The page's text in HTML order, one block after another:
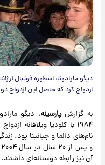
ازدواج کرد که حاصل این ازدواج دو
به گزارشپارسینه، دیگو
۱۹۸۴ با کلودیا ویلافانه
نام‌های دالما و جیانینا بود.
آن نیز رابطه دوستانه‌ای داشتند.